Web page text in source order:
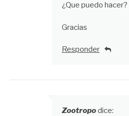
¿Que puedo hacer?
Gracias
Responder
Zootropodice: